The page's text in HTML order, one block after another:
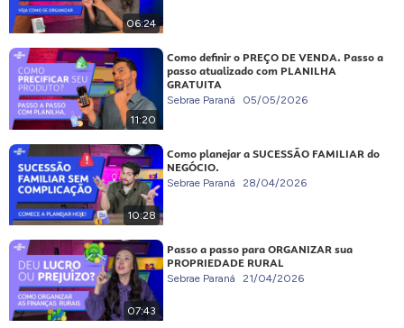
06:24
11:20
Como definir o PREÇO DE VENDA. Passo a
passo atualizado com PLANILHA
GRATUITA
Sebrae Paraná 05/05/2026
10:28
Como planejar a SUCESSÃO FAMILIAR do
NEGÓCIO.
Sebrae Paraná 28/04/2026
07:43
Passo a passo para ORGANIZAR sua
PROPRIEDADE RURAL
Sebrae Paraná 21/04/2026